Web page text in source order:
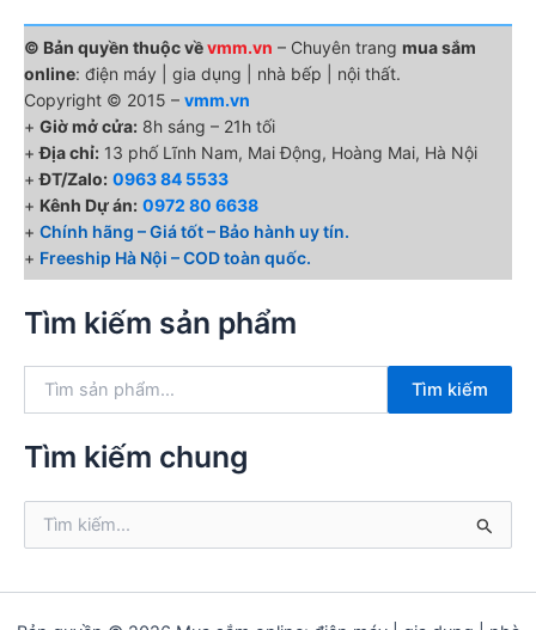
© Bản quyền thuộc vềvmm.vn – Chuyên trang mua sắm
online: điện máy | gia dụng | nhà bếp | nội thất.
Copyright © 2015 – vmm.vn
+ Giờ mở cửa: 8h sáng – 21h tối
+Địa chỉ: 13 phố Lĩnh Nam, Mai Động, Hoàng Mai, Hà Nội
+ĐT/Zalo: 0963 84 5533
+ Kênh Dự án: 0972 80 6638
+ Chính hãng – Giá tốt – Bảo hành uy tín.
+ Freeship Hà Nội – COD toàn quốc.
Tìm kiếm sản phẩm
k
:
Tìm kiếm
Tìm kiếm chung